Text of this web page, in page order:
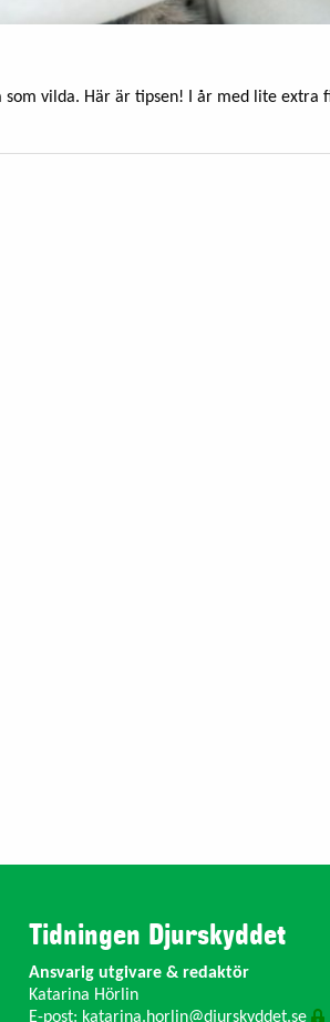
vilda. Här är tipsen! I år med lite extra
Tidningen Djurskyddet
Ansvarig utgivare & redaktör
Katarina Hörlin
E-post: katarina.horlin@djurskyddet.se